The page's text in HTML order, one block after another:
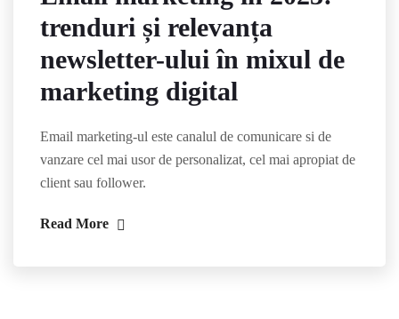
trenduri și relevanța
newsletter-ului în mixul de
marketing digital
Email marketing-ul este canalul de comunicare si de
vanzare cel mai usor de personalizat, cel mai apropiat de
client sau follower.
Read More